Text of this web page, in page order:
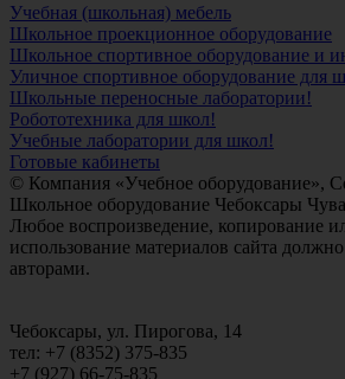
Учебная (школьная) мебель
Школьное проекционное оборудование
Школьное спортивное оборудование и
Уличное спортивное оборудование для
Школьные переносные лаборатории!
Робототехника для школ!
Учебные лаборатории для школ!
Готовые кабинеты
© Компания «Учебное оборудование»,
Школьное оборудование Чебоксары
Любое воспроизведение, копирование
использование материалов сайта
авторами.
Чебоксары, ул. Пирогова, 14
тел: +7 (8352) 375-835
+7 (927) 66-75-835